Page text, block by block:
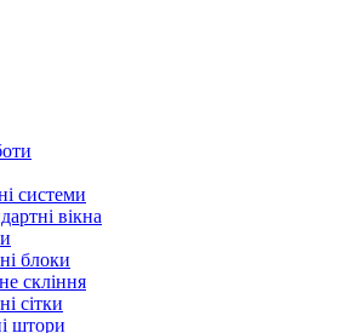
системи
вікна
блоки
скління
сітки
штори